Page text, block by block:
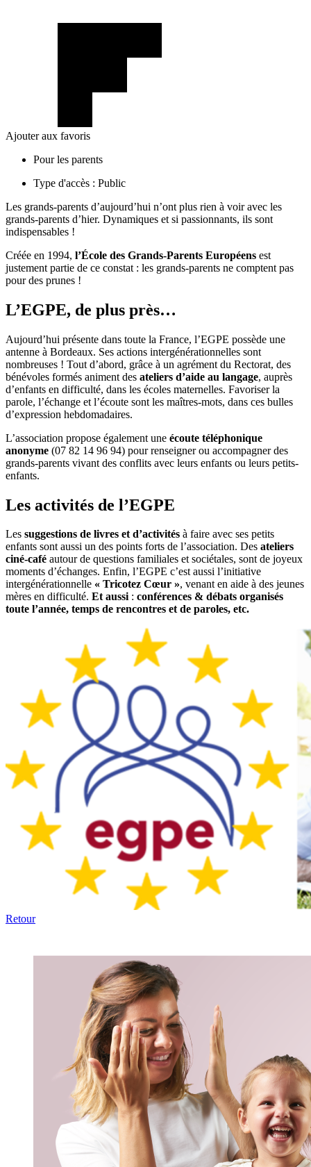
Ajouter aux favoris
Pour les parents
Type d'accès : Public
Les grands-parents d’aujourd’hui n’ont plus rien à voir avec les
grands-parents d’hier. Dynamiques et si passionnants, ils sont
indispensables !
Créée en 1994, l’École des Grands-Parents Européens est
justement partie de ce constat : les grands-parents ne comptent pas
pour des prunes !
L’EGPE, de plus près…
Aujourd’hui présente dans toute la France, l’EGPE possède une
antenne à Bordeaux. Ses actions intergénérationnelles sont
nombreuses ! Tout d’abord, grâce à un agrément du Rectorat, des
bénévoles formés animent des ateliers d’aide au langage, auprès
d’enfants en difficulté, dans les écoles maternelles. Favoriser la
parole, l’échange et l’écoute sont les maîtres-mots, dans ces bulles
d’expression hebdomadaires.
L’association propose également une écoute téléphonique
anonyme (07 82 14 96 94) pour renseigner ou accompagner des
grands-parents vivant des conflits avec leurs enfants ou leurs petits-
enfants.
Les activités de l’EGPE
Les suggestions de livres et d’activités à faire avec ses petits
enfants sont aussi un des points forts de l’association. Des ateliers
ciné-café autour de questions familiales et sociétales, sont de joyeux
moments d’échanges. Enfin, l’EGPE c’est aussi l’initiative
intergénérationnelle « Tricotez Cœur », venant en aide à des jeunes
mères en difficulté. Et aussi: conférences & débats organisés
toute l’année, temps de rencontres et de paroles, etc.
Retour